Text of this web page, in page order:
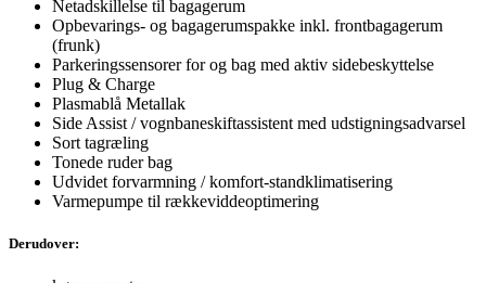
Netadskillelse til bagagerum
Opbevarings- og bagagerumspakke inkl. frontbagagerum
(frunk)
Parkeringssensorer for og bag med aktiv sidebeskyttelse
Plug & Charge
Plasmablå Metallak
Side Assist / vognbaneskiftassistent med udstigningsadvarsel
Sort tagræling
Tonede ruder bag
Udvidet forvarmning / komfort-standklimatisering
Varmepumpe til rækkeviddeoptimering
Derudover: